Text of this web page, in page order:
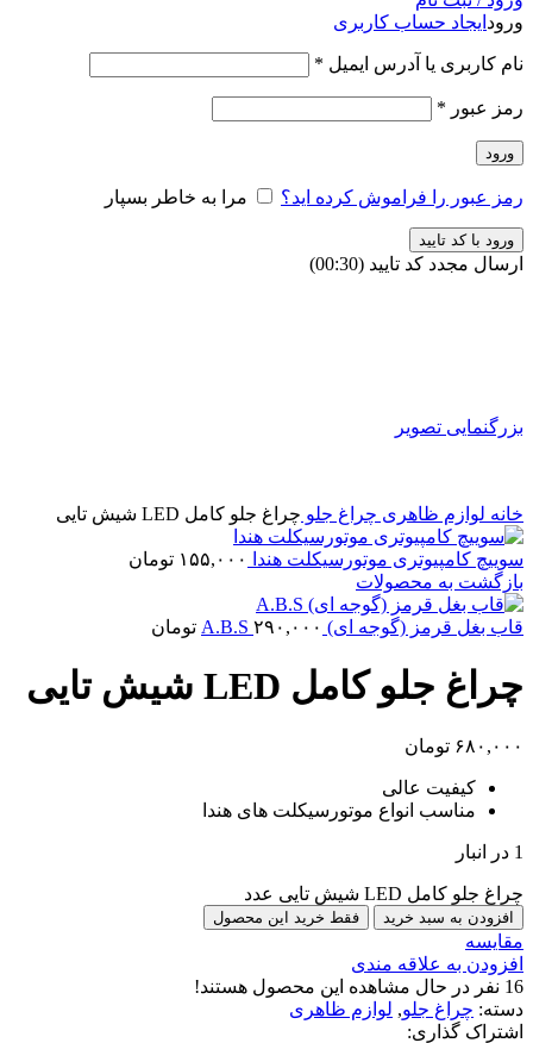
ورود ایجاد حساب کاربری
نام کاربری یا آدرس ایمیل *
رمز عبور *
ورود
رمز عبور را فراموش کرده اید؟ مرا به خاطر بسپار
ورود با کد تایید
ارسال مجدد کد تایید (00:
30
)
بزرگنمایی تصویر
خانه لوازم ظاهری چراغ جلو چراغ جلو کامل LED شیش تایی
سوییچ کامپیوتری موتورسیکلت هندا ۱۵۵,۰۰۰ تومان
بازگشت به محصولات
قاب بغل قرمز (گوجه ای) A.B.S ۲۹۰,۰۰۰ تومان
چراغ جلو کامل LED شیش تایی
۶۸۰,۰۰۰ تومان
کیفیت عالی
مناسب انواع موتورسیکلت های هندا
1 در انبار
چراغ جلو کامل LED شیش تایی عدد
افزودن به سبد خرید فقط خرید این محصول
مقایسه
افزودن به علاقه مندی
16 نفر در حال مشاهده این محصول هستند!
دسته: چراغ جلو, لوازم ظاهری
اشتراک گذاری: